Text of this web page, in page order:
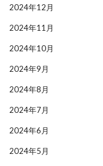
2024年12月
2024年11月
2024年10月
2024年9月
2024年8月
2024年7月
2024年6月
2024年5月